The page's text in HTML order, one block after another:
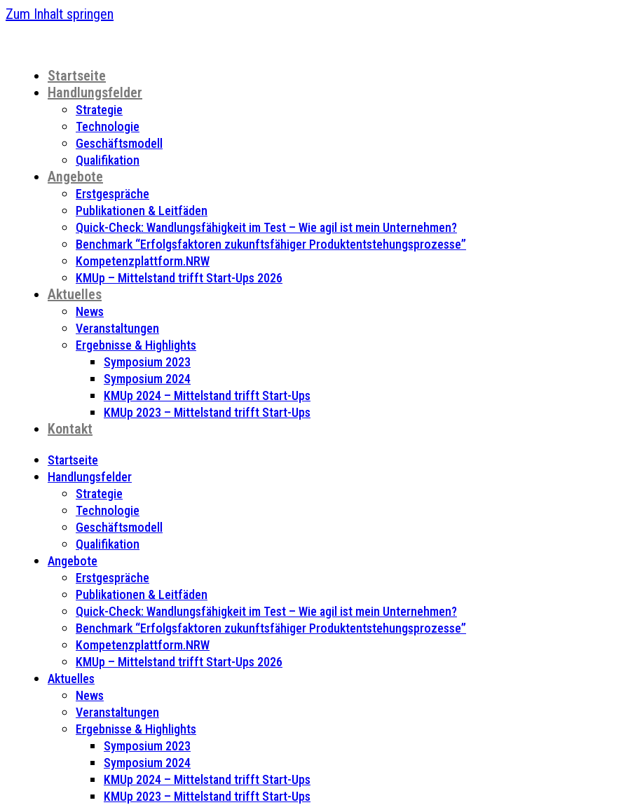
Zum Inhalt springen
Startseite
Handlungsfelder
Strategie
Technologie
Geschäftsmodell
Qualifikation
Angebote
Erstgespräche
Publikationen & Leitfäden
Quick-Check: Wandlungsfähigkeit im Test – Wie agil ist mein Unternehmen?
Benchmark “Erfolgsfaktoren zukunftsfähiger Produktentstehungsprozesse”
Kompetenzplattform.NRW
KMUp – Mittelstand trifft Start-Ups 2026
Aktuelles
News
Veranstaltungen
Ergebnisse & Highlights
Symposium 2023
Symposium 2024
KMUp 2024 – Mittelstand trifft Start-Ups
KMUp 2023 – Mittelstand trifft Start-Ups
Kontakt
Startseite
Handlungsfelder
Strategie
Technologie
Geschäftsmodell
Qualifikation
Angebote
Erstgespräche
Publikationen & Leitfäden
Quick-Check: Wandlungsfähigkeit im Test – Wie agil ist mein Unternehmen?
Benchmark “Erfolgsfaktoren zukunftsfähiger Produktentstehungsprozesse”
Kompetenzplattform.NRW
KMUp – Mittelstand trifft Start-Ups 2026
Aktuelles
News
Veranstaltungen
Ergebnisse & Highlights
Symposium 2023
Symposium 2024
KMUp 2024 – Mittelstand trifft Start-Ups
KMUp 2023 – Mittelstand trifft Start-Ups